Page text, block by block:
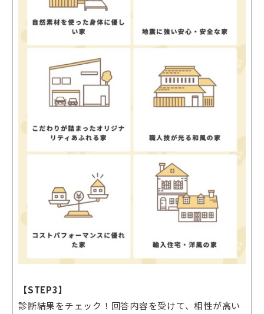
【STEP3】
診断結果をチェック！回答内容を受けて、相性が高い